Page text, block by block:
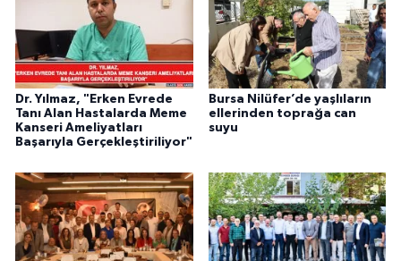
Dr. Yılmaz, "Erken Evrede
Tanı Alan Hastalarda Meme
Kanseri Ameliyatları
Başarıyla Gerçekleştiriliyor"
Bursa Nilüfer’de yaşlıların
ellerinden toprağa can
suyu